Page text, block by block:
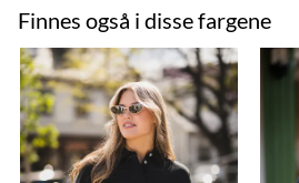
Finnes også i disse fargene